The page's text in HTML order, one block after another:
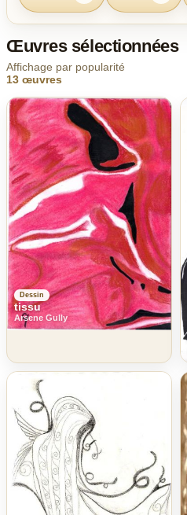
Œuvres sélectionnées
Affichage par popularité
13 œuvres
Dessin
tissu
Arsene Gully